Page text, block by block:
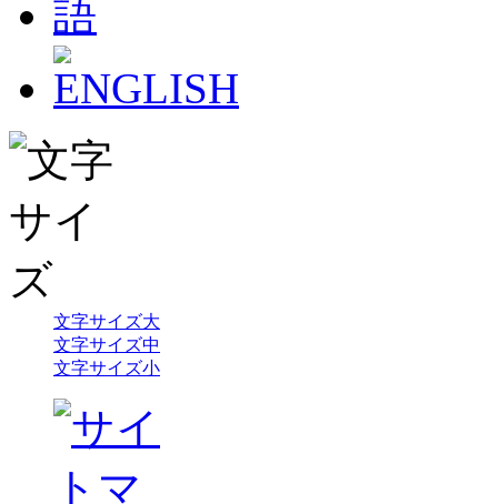
文字サイズ大
文字サイズ中
文字サイズ小